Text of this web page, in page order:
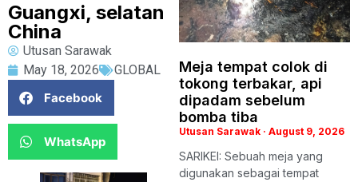
Guangxi, selatan
China
Utusan Sarawak
May 18, 2026
GLOBAL
Facebook
WhatsApp
Meja tempat colok di
tokong terbakar, api
dipadam sebelum
bomba tiba
Utusan Sarawak August 9, 2026
SARIKEI: Sebuah meja yang
digunakan sebagai tempat